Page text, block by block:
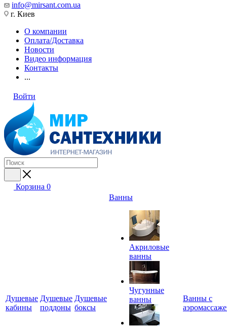
info@mirsant.com.ua
г. Киев
О компании
Оплата/Доставка
Новости
Видео информация
Контакты
...
Войти
Корзина 0
Душевые
кабины
Душевые
поддоны
Душевые
боксы
Ванны
Акриловые
ванны
Чугунные
ванны
Ванны с